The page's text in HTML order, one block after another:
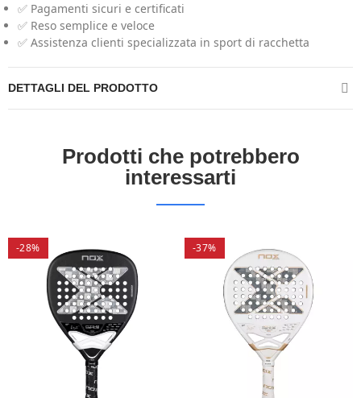
✅ Pagamenti sicuri e certificati
✅ Reso semplice e veloce
✅ Assistenza clienti specializzata in sport di racchetta
DETTAGLI DEL PRODOTTO
Prodotti che potrebbero
interessarti
-28% -37%